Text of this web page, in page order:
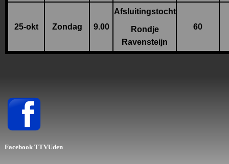
25-okt Zondag 9.00
Afsluitingstocht
Rondje
Ravensteijn
60
Facebook TTVUden